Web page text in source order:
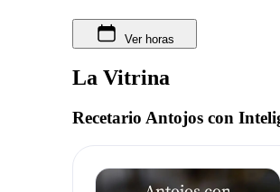
Ver horas
La Vitrina
Recetario Antojos con